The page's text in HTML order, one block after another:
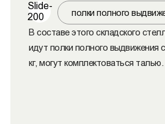
Slide-
200
полки полного
В составе этого складского
идут полки полного выдвижения
кг, могут комплектоваться талью.